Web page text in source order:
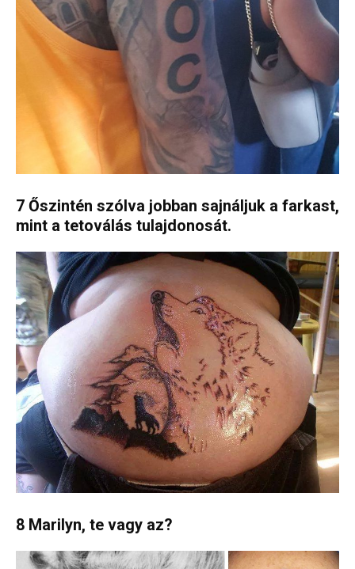
7 Őszintén szólva jobban sajnáljuk a farkast,
mint a tetoválás tulajdonosát.
8 Marilyn, te vagy az?